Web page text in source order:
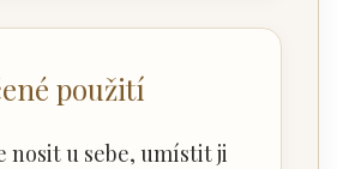
použití
nosit u sebe, umístit ji